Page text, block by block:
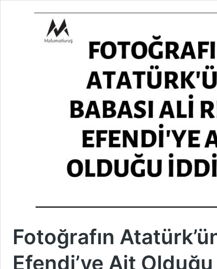
Fotoğrafın
Efendi’ye Ait Olduğu